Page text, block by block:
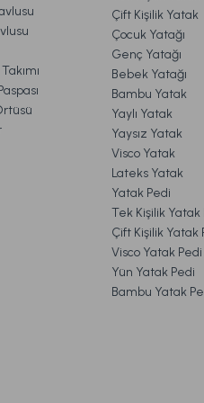
6. ÜRÜN BİLGİLERİ
7. KAMPANYA & İNDİRİMLER
8. MÜŞTERİ HİZMETLERİ
9. YATAK & KOLTUK SİPARİŞ
Croco Runner Beyaz
299,00 TL
Çift Kişilik Yatak
Çocuk Yatağı
Genç Yatağı
Bebek Yatağı
Bambu Yatak
Yaylı Yatak
Yaysız Yatak
Visco Yatak
Lateks Yatak
Yatak Pedi
Tek Kişilik Yatak
Çift Kişilik Yatak
Visco Yatak Pedi
Yün Yatak Pedi
Bambu Yatak